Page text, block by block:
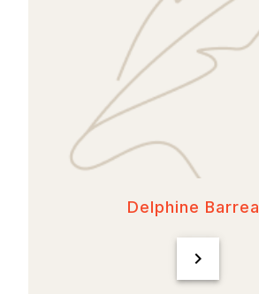
Delphine
chevron_right